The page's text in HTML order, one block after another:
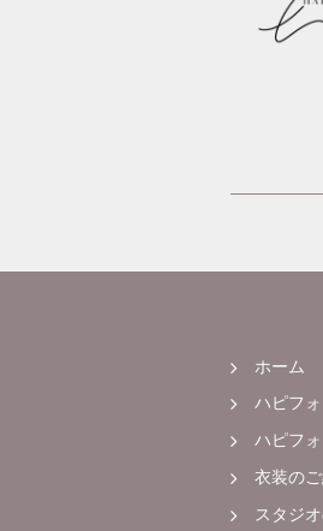
ホーム
ハピフ
ハピフ
衣装の
スタジ